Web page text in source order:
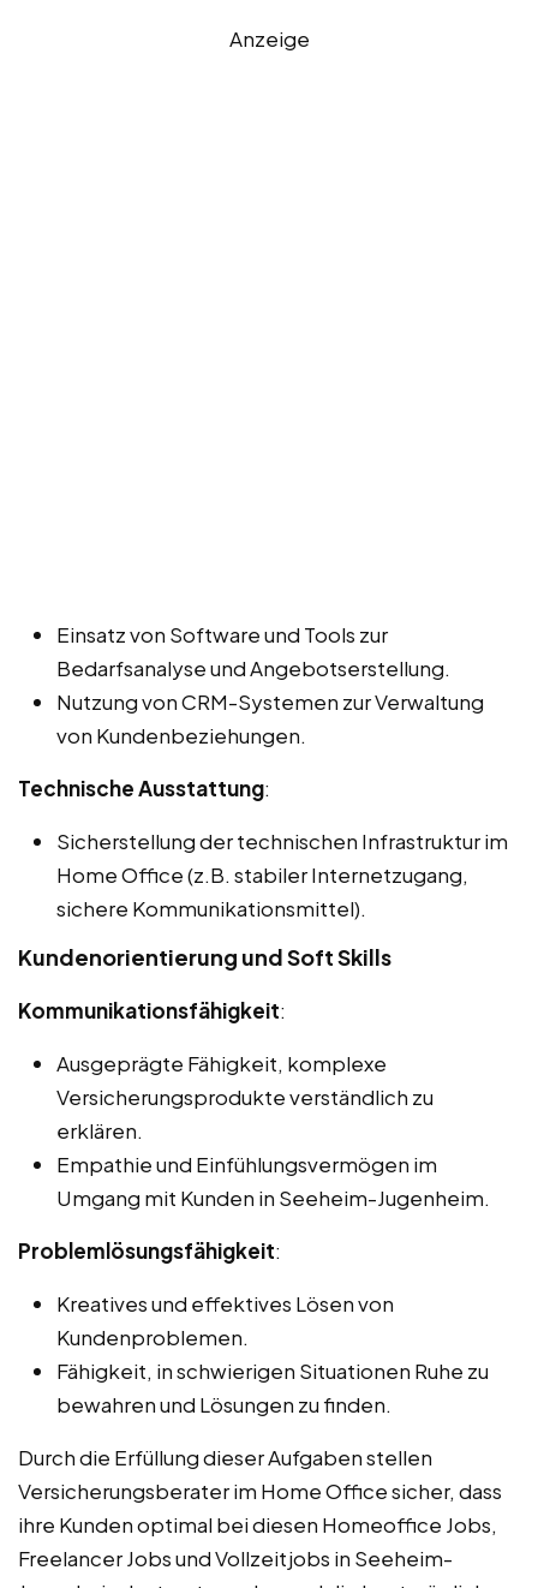
Anzeige
Einsatz von Software und Tools zur
Bedarfsanalyse und Angebotserstellung.
Nutzung von CRM-Systemen zur Verwaltung
von Kundenbeziehungen.
Technische Ausstattung:
Sicherstellung der technischen Infrastruktur im
Home Office (z.B. stabiler Internetzugang,
sichere Kommunikationsmittel).
Kundenorientierung und Soft Skills
Kommunikationsfähigkeit:
Ausgeprägte Fähigkeit, komplexe
Versicherungsprodukte verständlich zu
erklären.
Empathie und Einfühlungsvermögen im
Umgang mit Kunden in Seeheim-Jugenheim.
Problemlösungsfähigkeit:
Kreatives und effektives Lösen von
Kundenproblemen.
Fähigkeit, in schwierigen Situationen Ruhe zu
bewahren und Lösungen zu finden.
Durch die Erfüllung dieser Aufgaben stellen
Versicherungsberater im Home Office sicher, dass
ihre Kunden optimal bei diesen Homeoffice Jobs,
Freelancer Jobs und Vollzeitjobs in Seeheim-